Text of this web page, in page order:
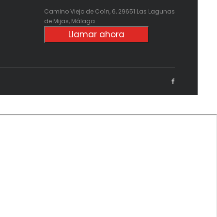
Camino Viejo de Coín, 6, 29651 Las Lagunas
de Mijas, Málaga
Llamar ahora